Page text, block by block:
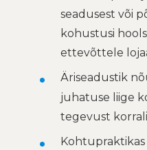
seadusest või
kohustusi
ettevõttele
Äriseadustik
juhatuse liige
tegevust